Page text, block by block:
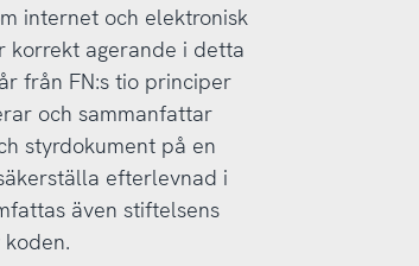
internet och elektronisk
korrekt agerande i detta
från FN:s tio principer
och sammanfattar
styrdokument på en
efterlevnad i
även stiftelsens